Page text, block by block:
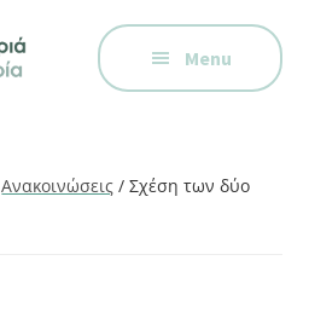
Menu
Ανακοινώσεις / Σχέση των δύο